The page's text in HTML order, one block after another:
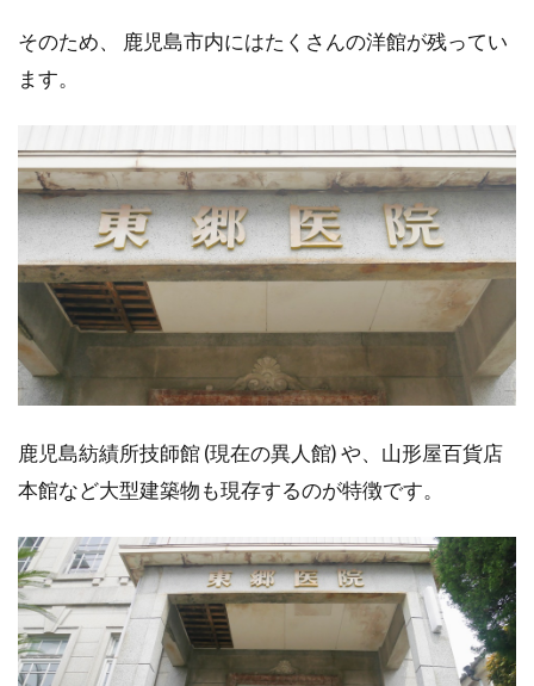
そのため、 鹿児島市内にはたくさんの洋館が残ってい
ます。
鹿児島紡績所技師館 (現在の異人館) や、山形屋百貨店
本館など大型建築物も現存するのが特徴です。